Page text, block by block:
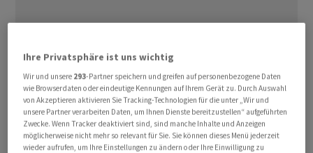
Der CSI 300 mit einer Auswahl von Werten, die an den
chinesischen Festlandsbörsen notiert sind, legte um
0,22 Prozent auf 3585,38 Punkte zu. In der
Sonderverwaltungszone Hongkong lag der Hang Seng
zuletzt mit 0,29 Prozent im Plus bei 16 577,05 Zählern.
Ihre Privatsphäre ist uns wichtig
Wir und unsere 293-Partner speichern und greifen auf personenbezogene Daten
wie Browserdaten oder eindeutige Kennungen auf Ihrem Gerät zu. Durch Auswahl
von Akzeptieren aktivieren Sie Tracking-Technologien für die unter „Wir und
unsere Partner verarbeiten Daten, um Ihnen Dienste bereitzustellen“ aufgeführten
Zwecke. Wenn Tracker deaktiviert sind, sind manche Inhalte und Anzeigen
möglicherweise nicht mehr so relevant für Sie. Sie können dieses Menü jederzeit
wieder aufrufen, um Ihre Einstellungen zu ändern oder Ihre Einwilligung zu